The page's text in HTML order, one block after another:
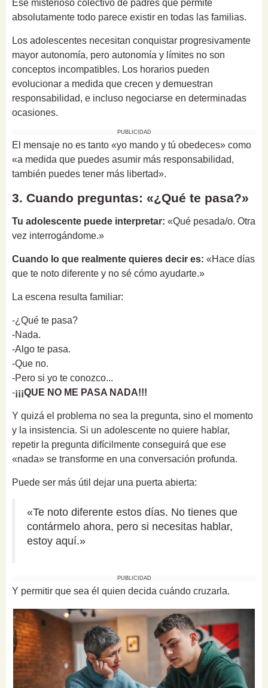
Ese misterioso colectivo de padres que permite
absolutamente todo parece existir en todas las familias.
Los adolescentes necesitan conquistar progresivamente
mayor autonomía, pero autonomía y límites no son
conceptos incompatibles. Los horarios pueden
evolucionar a medida que crecen y demuestran
responsabilidad, e incluso negociarse en determinadas
ocasiones.
PUBLICIDAD
El mensaje no es tanto «yo mando y tú obedeces» como
«a medida que puedes asumir más responsabilidad,
también puedes tener más libertad».
3. Cuando preguntas: «¿Qué te pasa?»
Tu adolescente puede interpretar: «Qué pesada/o. Otra
vez interrogándome.»
Cuando lo que realmente quieres decir es: «Hace días
que te noto diferente y no sé cómo ayudarte.»
La escena resulta familiar:
-¿Qué te pasa?
-Nada.
-Algo te pasa.
-Que no.
-Pero si yo te conozco...
-¡¡¡QUE NO ME PASA NADA!!!
Y quizá el problema no sea la pregunta, sino el momento
y la insistencia. Si un adolescente no quiere hablar,
repetir la pregunta difícilmente conseguirá que ese
«nada» se transforme en una conversación profunda.
Puede ser más útil dejar una puerta abierta:
«Te noto diferente estos días. No tienes que
contármelo ahora, pero si necesitas hablar,
estoy aquí.»
PUBLICIDAD
Y permitir que sea él quien decida cuándo cruzarla.